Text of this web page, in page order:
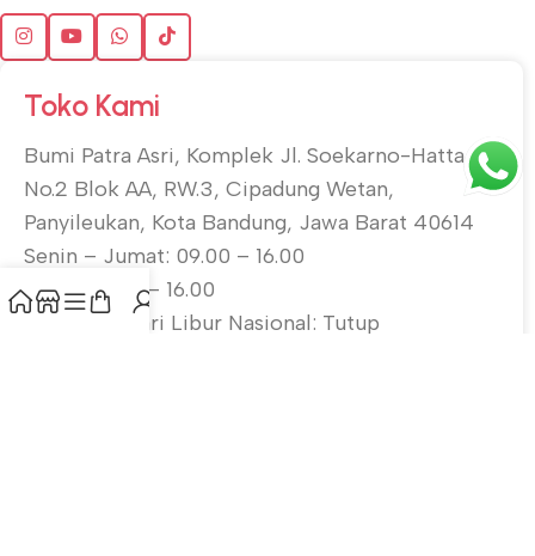
Toko Kami
Bumi Patra Asri, Komplek Jl. Soekarno-Hatta
No.2 Blok AA, RW.3, Cipadung Wetan,
Panyileukan, Kota Bandung, Jawa Barat 40614
Senin – Jumat: 09.00 – 16.00
Sabtu: 10.00 – 16.00
Minggu & Hari Libur Nasional: Tutup